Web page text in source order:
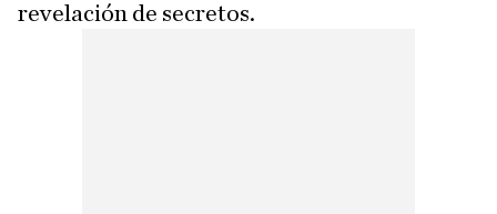
revelación de secretos.